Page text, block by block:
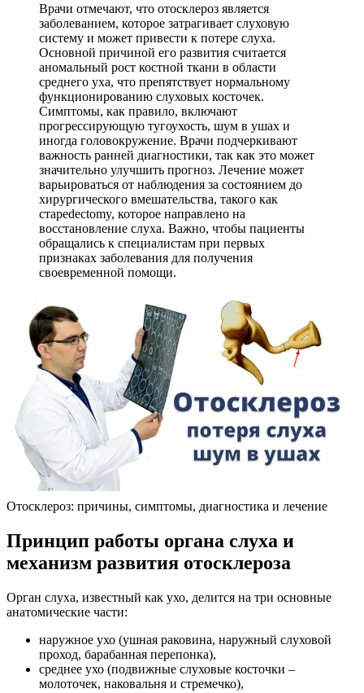
Врачи отмечают, что отосклероз является
заболеванием, которое затрагивает слуховую
систему и может привести к потере слуха.
Основной причиной его развития считается
аномальный рост костной ткани в области
среднего уха, что препятствует нормальному
функционированию слуховых косточек.
Симптомы, как правило, включают
прогрессирующую тугоухость, шум в ушах и
иногда головокружение. Врачи подчеркивают
важность ранней диагностики, так как это может
значительно улучшить прогноз. Лечение может
варьироваться от наблюдения за состоянием до
хирургического вмешательства, такого как
стapedectomy, которое направлено на
восстановление слуха. Важно, чтобы пациенты
обращались к специалистам при первых
признаках заболевания для получения
своевременной помощи.
Отосклероз: причины, симптомы, диагностика и лечение
Принцип работы органа слуха и
механизм развития отосклероза
Орган слуха, известный как ухо, делится на три основные
анатомические части:
наружное ухо (ушная раковина, наружный слуховой
проход, барабанная перепонка),
среднее ухо (подвижные слуховые косточки –
молоточек, наковальня и стремечко),